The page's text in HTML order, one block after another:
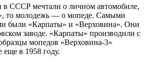
СССР мечтали о личном автомобиле,
то молодежь — о мопеде. Самыми
были «Карпаты» и «Верховина». Они
заводе. «Карпаты» производили с
мопедов «Верховина-3»
еще в 1958 году.